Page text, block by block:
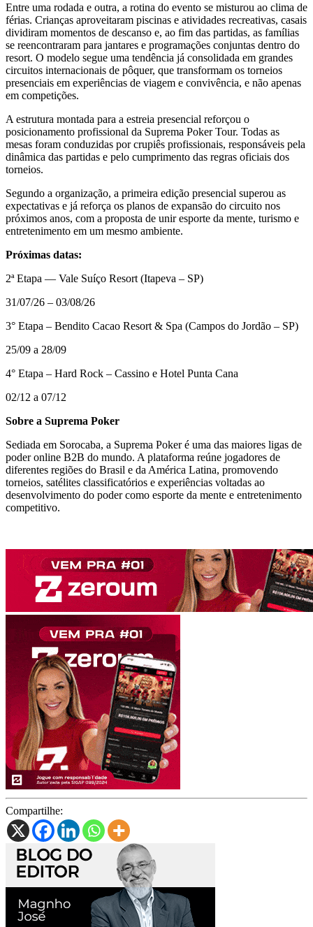
Entre uma rodada e outra, a rotina do evento se misturou ao clima de
férias. Crianças aproveitaram piscinas e atividades recreativas, casais
dividiram momentos de descanso e, ao fim das partidas, as famílias
se reencontraram para jantares e programações conjuntas dentro do
resort. O modelo segue uma tendência já consolidada em grandes
circuitos internacionais de pôquer, que transformam os torneios
presenciais em experiências de viagem e convivência, e não apenas
em competições.
A estrutura montada para a estreia presencial reforçou o
posicionamento profissional da Suprema Poker Tour. Todas as
mesas foram conduzidas por crupiês profissionais, responsáveis pela
dinâmica das partidas e pelo cumprimento das regras oficiais dos
torneios.
Segundo a organização, a primeira edição presencial superou as
expectativas e já reforça os planos de expansão do circuito nos
próximos anos, com a proposta de unir esporte da mente, turismo e
entretenimento em um mesmo ambiente.
Próximas datas:
2ª Etapa — Vale Suíço Resort (Itapeva – SP)
31/07/26 – 03/08/26
3° Etapa – Bendito Cacao Resort & Spa (Campos do Jordão – SP)
25/09 a 28/09
4° Etapa – Hard Rock – Cassino e Hotel Punta Cana
02/12 a 07/12
Sobre a Suprema Poker
Sediada em Sorocaba, a Suprema Poker é uma das maiores ligas de
poder online B2B do mundo. A plataforma reúne jogadores de
diferentes regiões do Brasil e da América Latina, promovendo
torneios, satélites classificatórios e experiências voltadas ao
desenvolvimento do poder como esporte da mente e entretenimento
competitivo.
Compartilhe: